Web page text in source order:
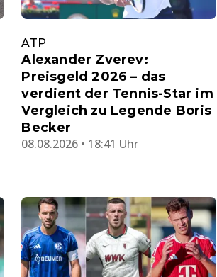
ATP
Alexander Zverev:
Preisgeld 2026 – das
verdient der Tennis-Star im
Vergleich zu Legende Boris
Becker
08.08.2026 • 18:41 Uhr